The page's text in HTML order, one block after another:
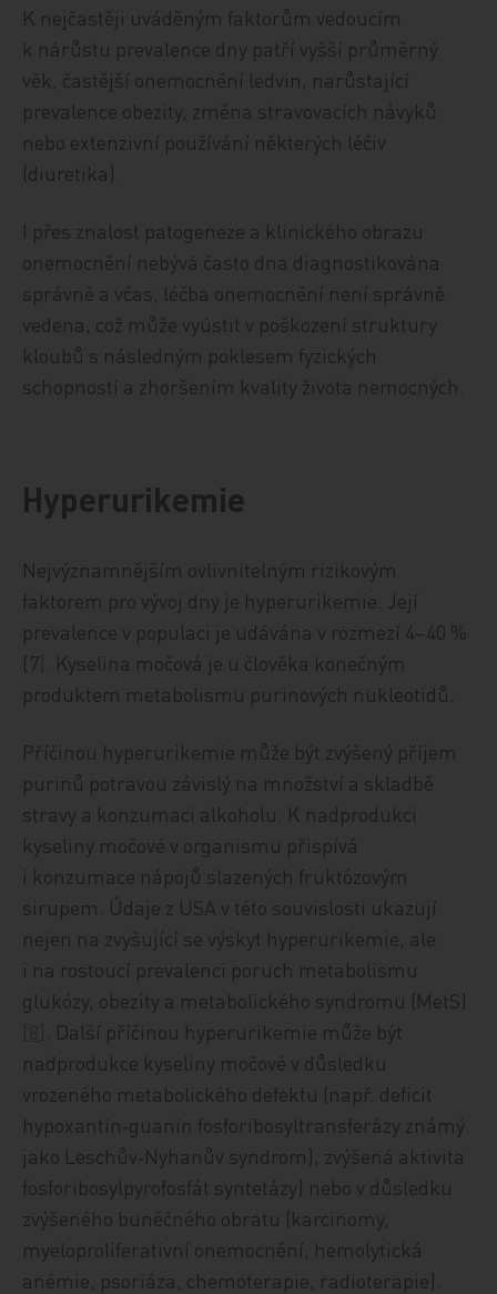
K nejčastěji uváděným faktorům vedoucím
k nárůstu prevalence dny patří vyšší průměrný
věk, častější onemocnění ledvin, narůstající
prevalence obezity, změna stravovacích návyků
nebo extenzivní používání některých léčiv
(diuretika).
I přes znalost patogeneze a klinického obrazu
onemocnění nebývá často dna diagnostikována
správně a včas, léčba onemocnění není správně
vedena, což může vyústit v poškození struktury
kloubů s následným poklesem fyzických
schopností a zhoršením kvality života nemocných.
Hyperurikemie
Nejvýznamnějším ovlivnitelným rizikovým
faktorem pro vývoj dny je hyperurikemie. Její
prevalence v populaci je udávána v rozmezí 4–40 %
[7
. Kyselina močová je u člověka konečným
produktem metabolismu purinových nukleotidů.
Příčinou hyperurikemie může být zvýšený příjem
purinů potravou závislý na množství a skladbě
stravy a konzumaci alkoholu. K nadprodukci
kyseliny močové v organismu přispívá
i konzumace nápojů slazených fruktózovým
sirupem. Údaje z USA v této souvislosti ukazují
nejen na zvyšující se výskyt hyperurikemie, ale
i na rostoucí prevalenci poruch metabolismu
glukózy, obezity a metabolického syndromu (MetS)
. Další příčinou hyperurikemie může být
nadprodukce kyseliny močové v důsledku
vrozeného metabolického defektu (např. deficit
hypoxantin‑guanin fosforibosyltransferázy známý
jako Leschův‑Nyhanův syndrom), zvýšená aktivita
fosforibosylpyrofosfát syntetázy) nebo v důsledku
zvýšeného buněčného obratu (karcinomy,
myeloproliferativní onemocnění, hemolytická
anémie, psoriáza, chemoterapie, radioterapie).